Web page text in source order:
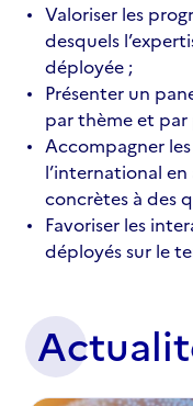
Valoriser les
desquels
déployée ;
Présenter un
par thème et par
Accompagner
l’international
concrètes à des
Favoriser les
déployés sur le